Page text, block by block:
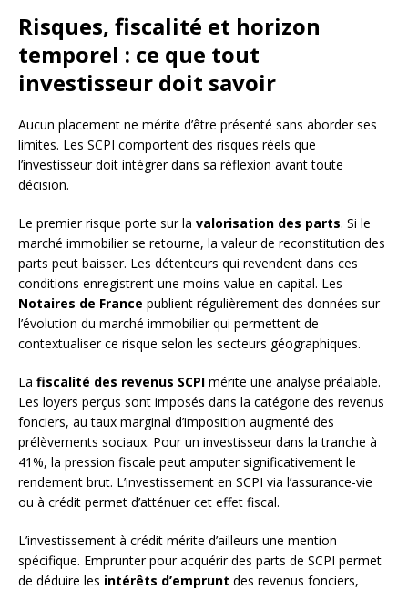
Risques, fiscalité et horizon
temporel : ce que tout
investisseur doit savoir
Aucun placement ne mérite d’être présenté sans aborder ses
limites. Les SCPI comportent des risques réels que
l’investisseur doit intégrer dans sa réflexion avant toute
décision.
Le premier risque porte sur la valorisation des parts. Si le
marché immobilier se retourne, la valeur de reconstitution des
parts peut baisser. Les détenteurs qui revendent dans ces
conditions enregistrent une moins-value en capital. Les
Notaires de France publient régulièrement des données sur
l’évolution du marché immobilier qui permettent de
contextualiser ce risque selon les secteurs géographiques.
La fiscalité des revenus SCPI mérite une analyse préalable.
Les loyers perçus sont imposés dans la catégorie des revenus
fonciers, au taux marginal d’imposition augmenté des
prélèvements sociaux. Pour un investisseur dans la tranche à
41%, la pression fiscale peut amputer significativement le
rendement brut. L’investissement en SCPI via l’assurance-vie
ou à crédit permet d’atténuer cet effet fiscal.
L’investissement à crédit mérite d’ailleurs une mention
spécifique. Emprunter pour acquérir des parts de SCPI permet
de déduire les intérêts d’emprunt des revenus fonciers,